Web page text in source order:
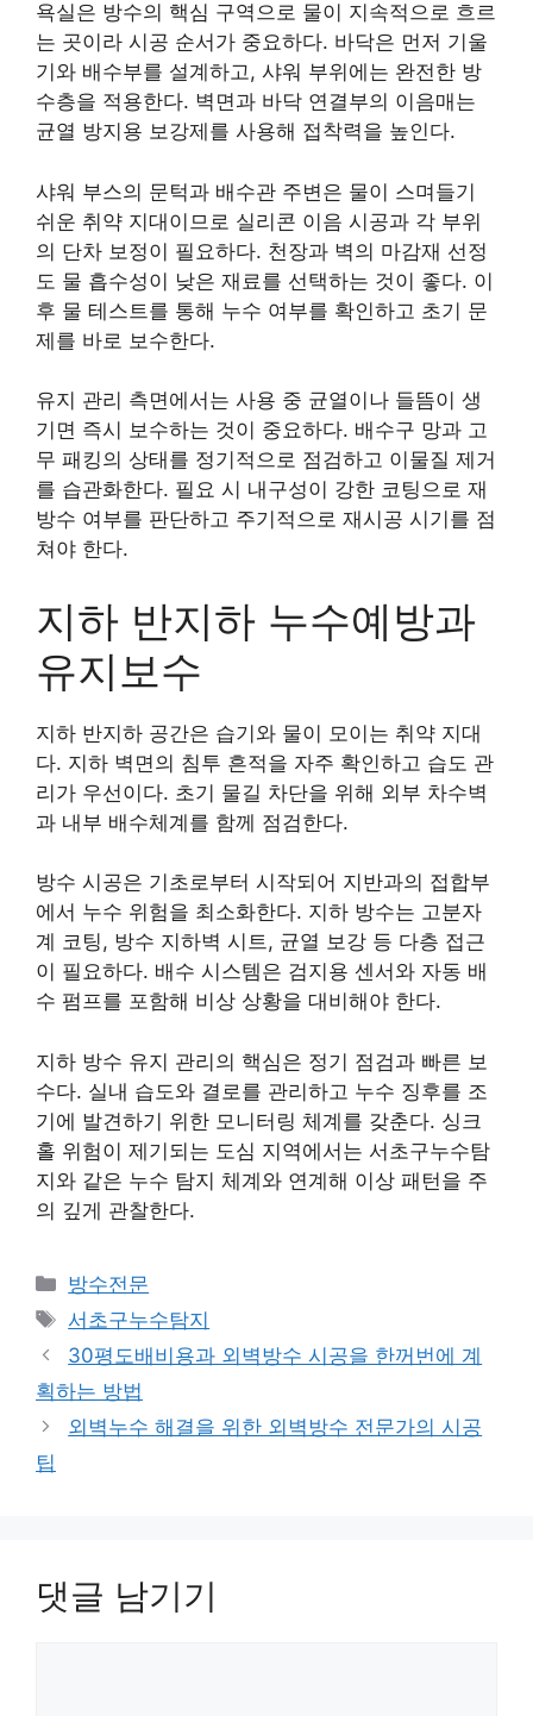
욕실은 방수의 핵심 구역으로 물이 지속적으로 흐르
는 곳이라 시공 순서가 중요하다. 바닥은 먼저 기울
기와 배수부를 설계하고, 샤워 부위에는 완전한 방
수층을 적용한다. 벽면과 바닥 연결부의 이음매는
균열 방지용 보강제를 사용해 접착력을 높인다.
샤워 부스의 문턱과 배수관 주변은 물이 스며들기
쉬운 취약 지대이므로 실리콘 이음 시공과 각 부위
의 단차 보정이 필요하다. 천장과 벽의 마감재 선정
도 물 흡수성이 낮은 재료를 선택하는 것이 좋다. 이
후 물 테스트를 통해 누수 여부를 확인하고 초기 문
제를 바로 보수한다.
유지 관리 측면에서는 사용 중 균열이나 들뜸이 생
기면 즉시 보수하는 것이 중요하다. 배수구 망과 고
무 패킹의 상태를 정기적으로 점검하고 이물질 제거
를 습관화한다. 필요 시 내구성이 강한 코팅으로 재
방수 여부를 판단하고 주기적으로 재시공 시기를 점
쳐야 한다.
지하 반지하 누수예방과
유지보수
지하 반지하 공간은 습기와 물이 모이는 취약 지대
다. 지하 벽면의 침투 흔적을 자주 확인하고 습도 관
리가 우선이다. 초기 물길 차단을 위해 외부 차수벽
과 내부 배수체계를 함께 점검한다.
방수 시공은 기초로부터 시작되어 지반과의 접합부
에서 누수 위험을 최소화한다. 지하 방수는 고분자
계 코팅, 방수 지하벽 시트, 균열 보강 등 다층 접근
이 필요하다. 배수 시스템은 검지용 센서와 자동 배
수 펌프를 포함해 비상 상황을 대비해야 한다.
지하 방수 유지 관리의 핵심은 정기 점검과 빠른 보
수다. 실내 습도와 결로를 관리하고 누수 징후를 조
기에 발견하기 위한 모니터링 체계를 갖춘다. 싱크
홀 위험이 제기되는 도심 지역에서는 서초구누수탐
지와 같은 누수 탐지 체계와 연계해 이상 패턴을 주
의 깊게 관찰한다.
카
테
고
리
방수전문
태
그
서초구누수탐지
30평도배비용과 외벽방수 시공을 한꺼번에 계
획하는 방법
외벽누수 해결을 위한 외벽방수 전문가의 시공
팁
댓글 남기기